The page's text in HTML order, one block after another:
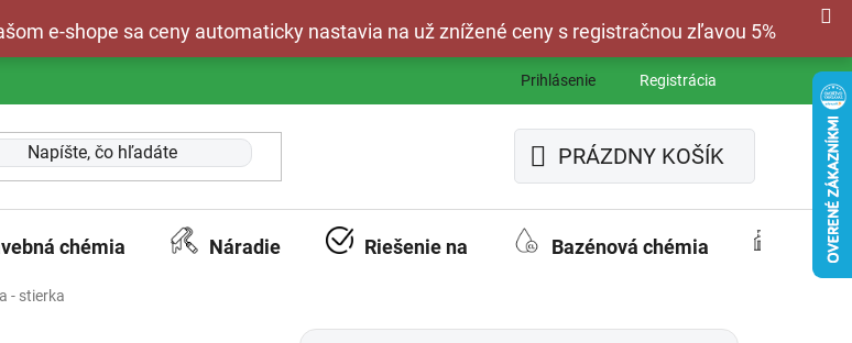
e-shope sa ceny automaticky nastavia na už znížené ceny s registračnou zľavou 5%
Prihlásenie Registrácia
NÁKUPNÝ
KOŠÍK
PRÁZDNY KOŠÍK
chémia Náradie Riešenie na Bazénová chémia
- stierka